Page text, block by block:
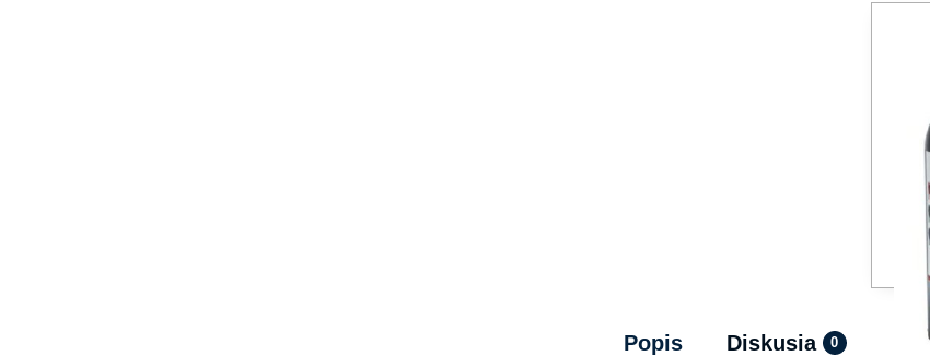
Popis Diskusia 0